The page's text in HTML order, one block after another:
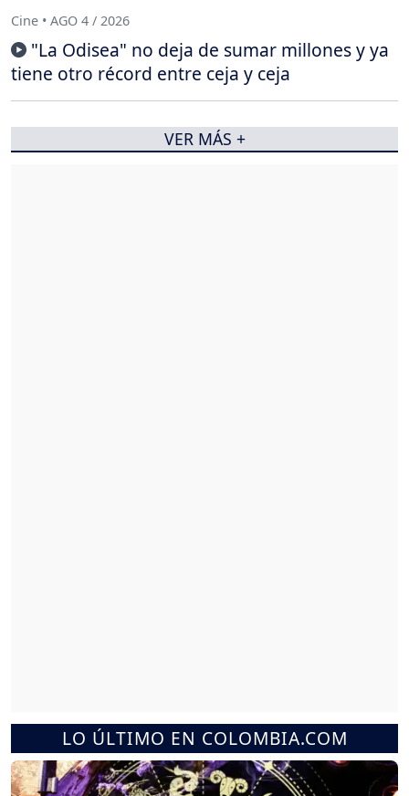
LO ÚLTIMO EN COLOMBIA.COM
Cine • AGO 4 / 2026
"La Odisea" no deja de sumar millones y ya
tiene otro récord entre ceja y ceja
VER MÁS +